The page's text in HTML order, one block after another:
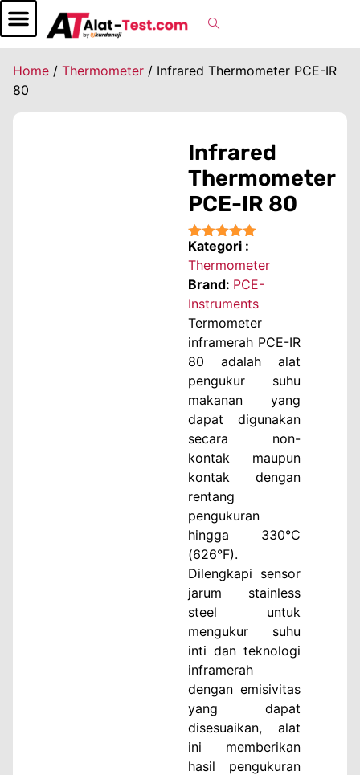
Home / Thermometer / Infrared Thermometer PCE-IR
80
Infrared
Thermometer
PCE-IR 80
★★★★★
Kategori :
Thermometer
Brand: PCE-
Instruments
Termometer
inframerah PCE-IR
80 adalah alat
pengukur suhu
makanan yang
dapat digunakan
secara non-
kontak maupun
kontak dengan
rentang
pengukuran
hingga 330°C
(626°F).
Dilengkapi sensor
jarum stainless
steel untuk
mengukur suhu
inti dan teknologi
inframerah
dengan emisivitas
yang dapat
disesuaikan, alat
ini memberikan
hasil pengukuran